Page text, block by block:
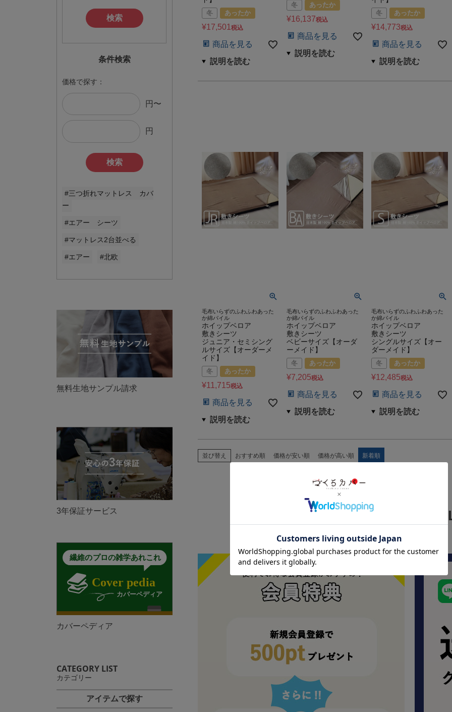
検索
条件検索
価格で探す：
円〜
円
検索
#三つ折れマットレス カバ
ー
#エアー シーツ
#マットレス2台並べる
#エアー #北欧
無料生地サンプル請求
3年保証サービス
カバーペディア
CATEGORY LIST
カテゴリー
アイテムで探す
冬 あったか
¥17,501 税込
商品を見る
冬 あったか
¥16,137税込
商品を見る
冬 あったか
¥14,773税込
商品を見る
毛布いらずのふわふわあった
か綿パイル
ホイップベロア
敷きシーツ
ジュニア・セミシング
ルサイズ【オーダーメ
イド】
冬 あったか
¥11,715税込
商品を見る
毛布いらずのふわふわあった
か綿パイル
ホイップベロア
敷きシーツ
ベビーサイズ【オーダ
ーメイド】
冬 あったか
¥7,205税込
商品を見る
毛布いらずのふわふわあった
か綿パイル
ホイップベロア
敷きシーツ
シングルサイズ【オー
ダーメイド】
冬 あったか
¥12,485税込
商品を見る
並び替え おすすめ順 価格が安い順 価格が高い順 新着順
SPECIAL